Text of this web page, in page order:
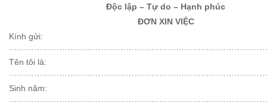
Độc lập – Tự do – Hạnh phúc
ĐƠN XIN VIỆC
Kính gửi:
Tên tôi là:
Sinh năm: